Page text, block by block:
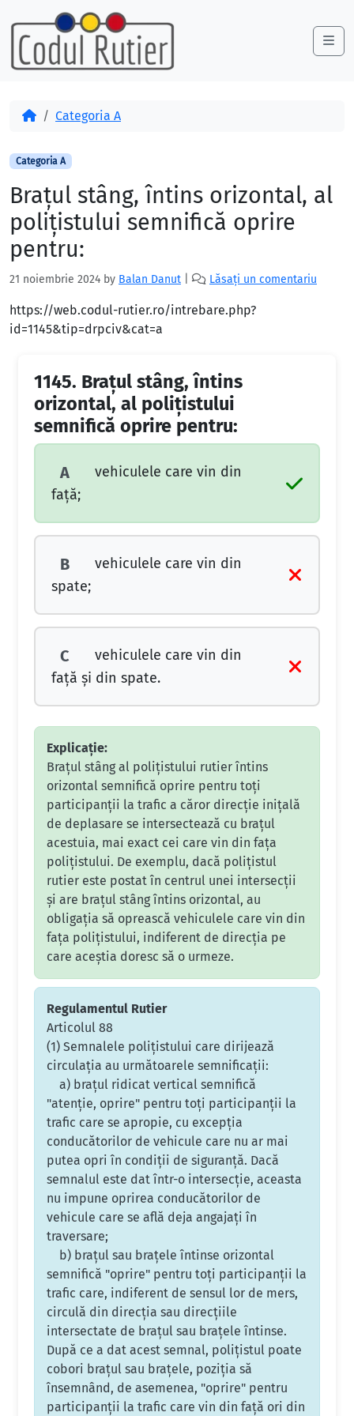
Skip to content
Skip to footer
AcasăCategoria A
Categoria A
Braţul stâng, întins orizontal, al
poliţistului semnifică oprire
pentru:
21 noiembrie 2024 by Balan Danut Lăsați un comentariu
https://web.codul-rutier.ro/intrebare.php?
id=1145&tip=drpciv&cat=a
1145. Braţul stâng, întins
orizontal, al poliţistului
semnifică oprire pentru:
A
vehiculele care vin din
faţă;
B
vehiculele care vin din
spate;
C
vehiculele care vin din
faţă şi din spate.
Explicație:
Brațul stâng al polițistului rutier întins
orizontal semnifică oprire pentru toți
participanții la trafic a căror direcție inițală
de deplasare se intersectează cu brațul
acestuia, mai exact cei care vin din fața
polițistului. De exemplu, dacă polițistul
rutier este postat în centrul unei intersecții
și are brațul stâng întins orizontal, au
obligația să oprească vehiculele care vin din
fața polițistului, indiferent de direcția pe
care aceștia doresc să o urmeze.
Regulamentul Rutier
Articolul 88
(1) Semnalele poliţistului care dirijează
circulaţia au următoarele semnificaţii:
a) braţul ridicat vertical semnifică
"atenţie, oprire" pentru toţi participanţii la
trafic care se apropie, cu excepţia
conducătorilor de vehicule care nu ar mai
putea opri în condiţii de siguranţă. Dacă
semnalul este dat într-o intersecţie, aceasta
nu impune oprirea conducătorilor de
vehicule care se află deja angajaţi în
traversare;
b) braţul sau braţele întinse orizontal
semnifică "oprire" pentru toţi participanţii la
trafic care, indiferent de sensul lor de mers,
circulă din direcţia sau direcţiile
intersectate de braţul sau braţele întinse.
După ce a dat acest semnal, poliţistul poate
cobori braţul sau braţele, poziţia să
însemnând, de asemenea, "oprire" pentru
participanţii la trafic care vin din faţă ori din